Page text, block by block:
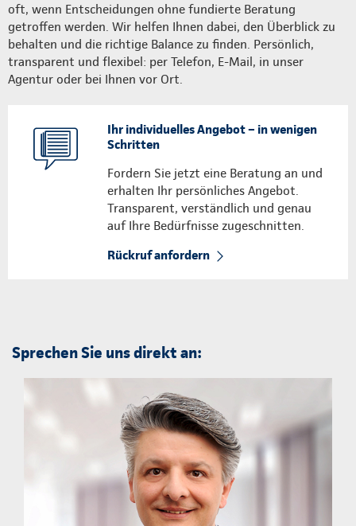
oft, wenn Entscheidungen ohne fundierte Beratung
getroffen werden. Wir helfen Ihnen dabei, den Überblick zu
behalten und die richtige Balance zu finden. Persönlich,
transparent und flexibel: per Telefon, E-Mail, in unser
Agentur oder bei Ihnen vor Ort.
Ihr individuelles Angebot – in wenigen
Schritten
Fordern Sie jetzt eine Beratung an und
erhalten Ihr persönliches Angebot.
Transparent, verständlich und genau
auf Ihre Bedürfnisse zugeschnitten.
Rückruf anfordern
Sprechen Sie uns direkt an: